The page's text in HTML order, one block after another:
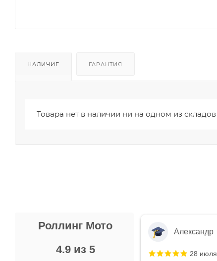
НАЛИЧИЕ ГАРАНТИЯ
Товара нет в наличии ни на одном из складов
Роллинг Мото
4.9 из 5
Александр
28 июля